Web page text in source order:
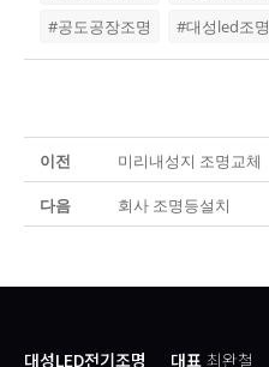
#공도공장조명
#대성led조명
이전 미리내성지 조명교체
다음 회사 조명등설치
대성LED전기조명 대표 최완철